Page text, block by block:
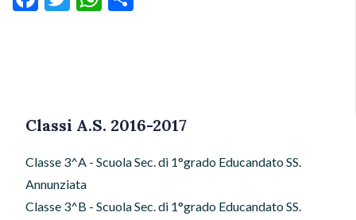
Classi A.S. 2016-2017
Classe 3^A - Scuola Sec. di 1°grado Educandato SS.
Annunziata
Classe 3^B - Scuola Sec. di 1°grado Educandato SS.